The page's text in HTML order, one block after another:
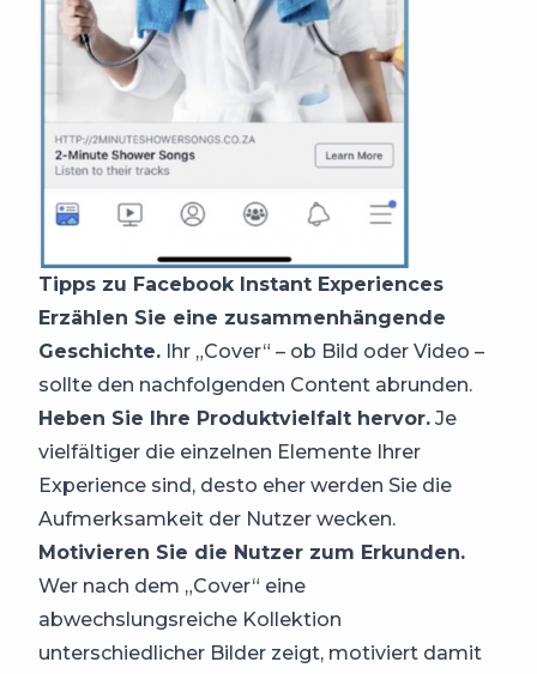
Tipps zu Facebook Instant Experiences
Erzählen Sie eine zusammenhängende
Geschichte. Ihr „Cover“ – ob Bild oder Video –
sollte den nachfolgenden Content abrunden.
Heben Sie Ihre Produktvielfalt hervor. Je
vielfältiger die einzelnen Elemente Ihrer
Experience sind, desto eher werden Sie die
Aufmerksamkeit der Nutzer wecken.
Motivieren Sie die Nutzer zum Erkunden.
Wer nach dem „Cover“ eine
abwechslungsreiche Kollektion
unterschiedlicher Bilder zeigt, motiviert damit